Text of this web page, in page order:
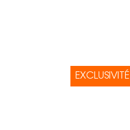
EXCLUSIVITÉ